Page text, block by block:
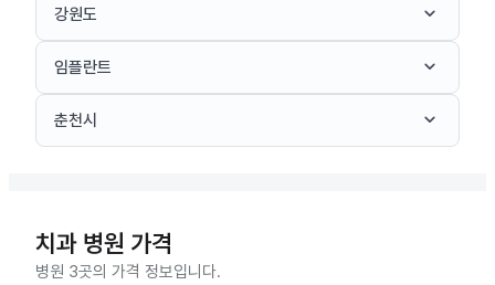
강원도 keyboard_arrow_down
임플란트 keyboard_arrow_down
춘천시 keyboard_arrow_down
치과 병원 가격
병원 3곳의 가격 정보입니다.